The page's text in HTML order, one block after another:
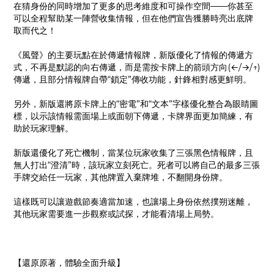
在猜身份的同時增加了更多的思考維度和可操作空間——你甚至
可以全程幫助某一陣營收集情報，但在他們宣告獲勝時亮出底牌
取而代之！
《風聲》的主要玩點在於傳遞情報牌，新版優化了情報的傳遞方
式，不再是默認的向右傳遞，而是需按卡牌上的箭頭方向(←/→/↑)
傳遞，且部分情報牌自帶“鎖定”傳收功能，針鋒相對感更鮮明。
另外，新版還將原卡牌上的“密電”和“文本”字樣優化整合為眼睛圖
標，以示該情報需面場上或面朝下傳遞，卡牌界面更加簡練，有
助於玩家理解。
新版還優化了死亡機制，當某位玩家收集了三張黑色情報牌，且
無人打出“澄清”時，該玩家立刻死亡。死者可以將自己的最多三張
手牌交給任一玩家，其他牌置入棄牌堆，不翻開身份牌。
這樣既可以讓遊戲節奏適當加速，也讓場上身份依然撲朔迷離，
其他玩家需要進一步觀察或試探，才能看清場上局勢。
【還原原著，體驗全面升級】